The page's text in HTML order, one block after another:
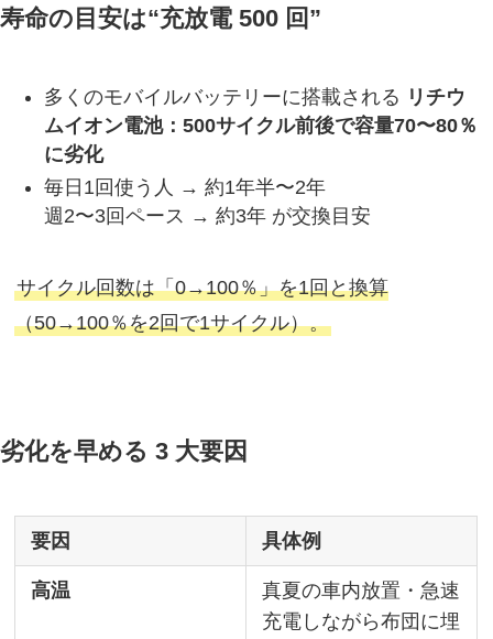
寿命の目安は“充放電 500 回”
多くのモバイルバッテリーに搭載される リチウ
ムイオン電池：500サイクル前後で容量70〜80％
に劣化
毎日1回使う人 → 約1年半〜2年
週2〜3回ペース → 約3年 が交換目安
サイクル回数は「0→100％」を1回と換算
（50→100％を2回で1サイクル）。
劣化を早める 3 大要因
要因 具体例
高温
真夏の車内放置・急速
充電しながら布団に埋